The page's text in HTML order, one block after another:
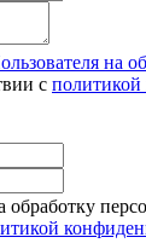
на
с политикой
обработку